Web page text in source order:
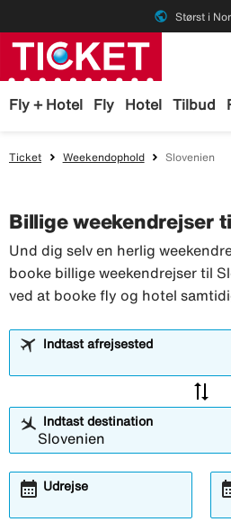
public Størst i
Fly + Hotel Fly Hotel Tilbud
Ticket Weekendophold Slovenien
Billige weekendrejser
Und dig selv en herlig
booke billige weekendrejser til
ved at booke fly og hotel
Indtast afrejsested
sync_alt
Indtast destination
Udrejse
calendar_month